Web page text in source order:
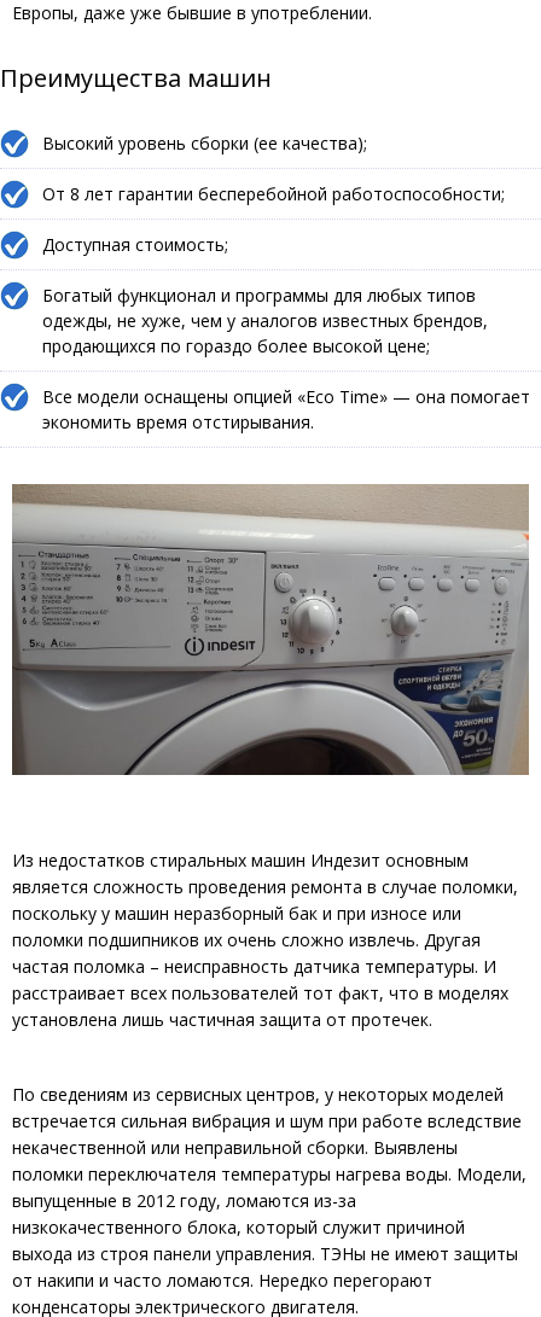
Европы, даже уже бывшие в употреблении.
Преимущества машин
Высокий уровень сборки (ее качества);
От 8 лет гарантии бесперебойной работоспособности;
Доступная стоимость;
Богатый функционал и программы для любых типов
одежды, не хуже, чем у аналогов известных брендов,
продающихся по гораздо более высокой цене;
Все модели оснащены опцией «Eco Time» — она помогает
экономить время отстирывания.
Из недостатков стиральных машин Индезит основным
является сложность проведения ремонта в случае поломки,
поскольку у машин неразборный бак и при износе или
поломки подшипников их очень сложно извлечь. Другая
частая поломка – неисправность датчика температуры. И
расстраивает всех пользователей тот факт, что в моделях
установлена лишь частичная защита от протечек.
По сведениям из сервисных центров, у некоторых моделей
встречается сильная вибрация и шум при работе вследствие
некачественной или неправильной сборки. Выявлены
поломки переключателя температуры нагрева воды. Модели,
выпущенные в 2012 году, ломаются из-за
низкокачественного блока, который служит причиной
выхода из строя панели управления. ТЭНы не имеют защиты
от накипи и часто ломаются. Нередко перегорают
конденсаторы электрического двигателя.